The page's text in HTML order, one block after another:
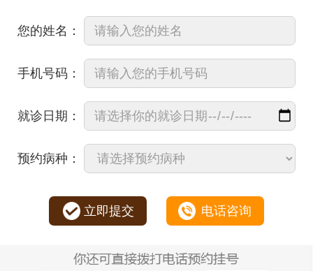
您的姓名：
手机号码：
就诊日期：
预约病种：
立即提交 电话咨询